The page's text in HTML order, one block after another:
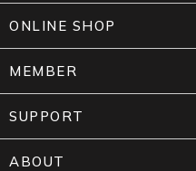
ONLINE SHOP
MEMBER
SUPPORT
ABOUT